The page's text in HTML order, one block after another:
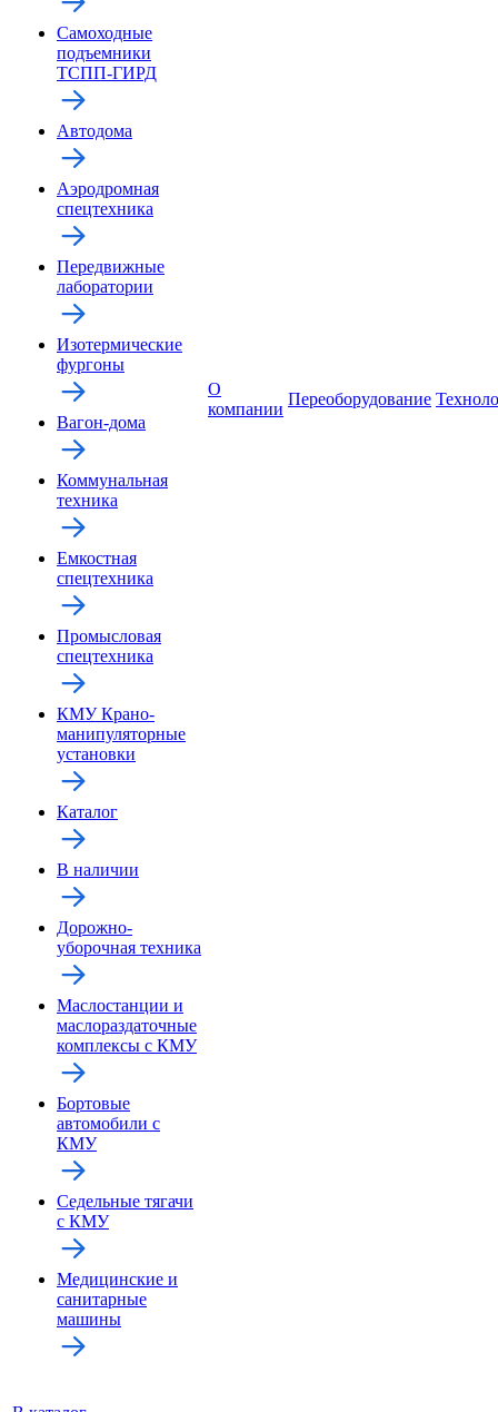
Самоходные
подъемники
ТСПП-ГИРД
Автодома
Аэродромная
спецтехника
Передвижные
лаборатории
Изотермические
фургоны
Вагон-дома
Коммунальная
техника
Емкостная
спецтехника
Промысловая
спецтехника
КМУ Крано-
манипуляторные
установки
Каталог
В наличии
Дорожно-
уборочная техника
Маслостанции и
маслораздаточные
комплексы с КМУ
Бортовые
автомобили с
КМУ
Седельные тягачи
с КМУ
Медицинские и
санитарные
машины
О
компании
Переоборудование